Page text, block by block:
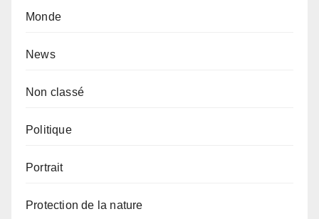
Monde
News
Non classé
Politique
Portrait
Protection de la nature